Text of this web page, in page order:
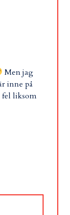
Men jag
inne på
fel liksom